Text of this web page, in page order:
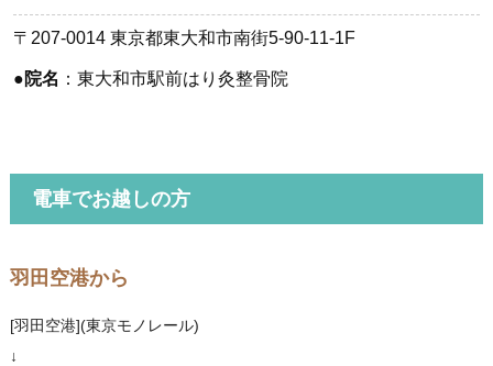
〒207-0014 東京都東大和市南街5-90-11-1F
●院名 ：東大和市駅前はり灸整骨院
電車でお越しの方
羽田空港から
[羽田空港](東京モノレール)
↓